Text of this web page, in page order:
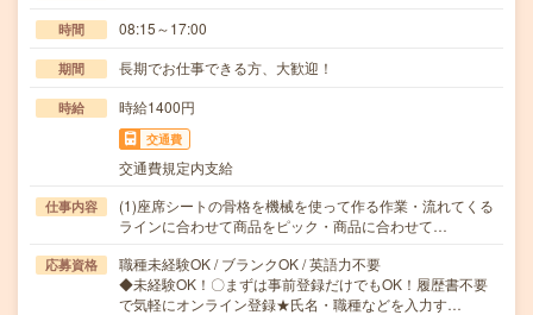
時間 08:15～17:00
期間 長期でお仕事できる方、大歓迎！
時給 時給1400円
交通費
交通費規定内支給
仕事内容
(1)座席シートの骨格を機械を使って作る作業・流れてくる
ラインに合わせて商品をピック・商品に合わせて…
応募資格
職種未経験OK / ブランクOK / 英語力不要
◆未経験OK！〇まずは事前登録だけでもOK！履歴書不要
で気軽にオンライン登録★氏名・職種などを入力す…